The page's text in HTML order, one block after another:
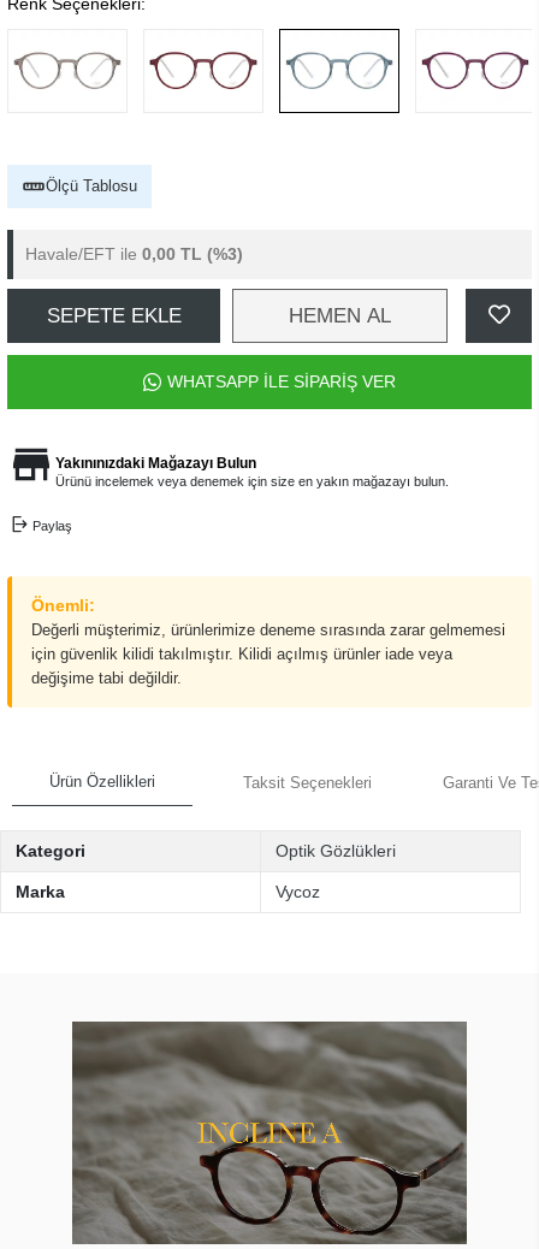
Ölçü Tablosu
Havale/EFT ile 0,00 TL (%3)
SEPETE EKLE HEMEN AL
WHATSAPP İLE SİPARİŞ VER
Yakınınızdaki Mağazayı Bulun
Ürünü incelemek veya denemek için size en yakın mağazayı bulun.
Paylaş
Önemli:
Değerli müşterimiz, ürünlerimize deneme sırasında zarar gelmemesi
için güvenlik kilidi takılmıştır. Kilidi açılmış ürünler iade veya
değişime tabi değildir.
Ürün Özellikleri Taksit Seçenekleri Garanti Ve
Kategori Optik Gözlükleri
Marka Vycoz